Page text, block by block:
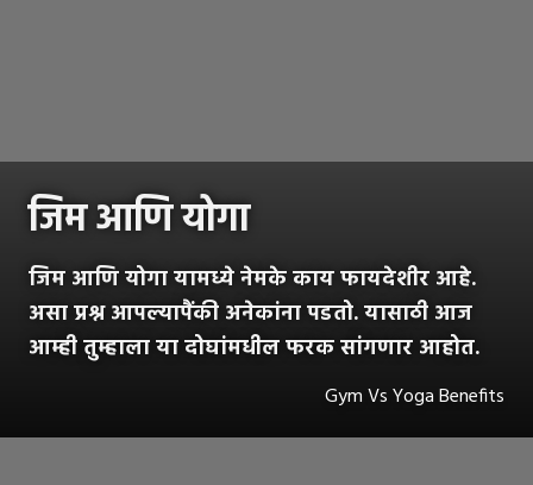
जिम आणि योगा
जिम आणि योगा यामध्ये नेमके काय फायदेशीर आहे.
असा प्रश्न आपल्यापैंकी अनेकांना पडतो. यासाठी आज
आम्ही तुम्हाला या दोघांमधील फरक सांगणार आहोत.
Gym Vs Yoga Benefits